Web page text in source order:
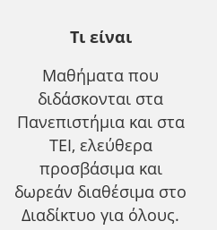
Τι είναι
Μαθήματα που
διδάσκονται στα
Πανεπιστήμια και στα
ΤΕΙ, ελεύθερα
προσβάσιμα και
δωρεάν διαθέσιμα στο
Διαδίκτυο για όλους.